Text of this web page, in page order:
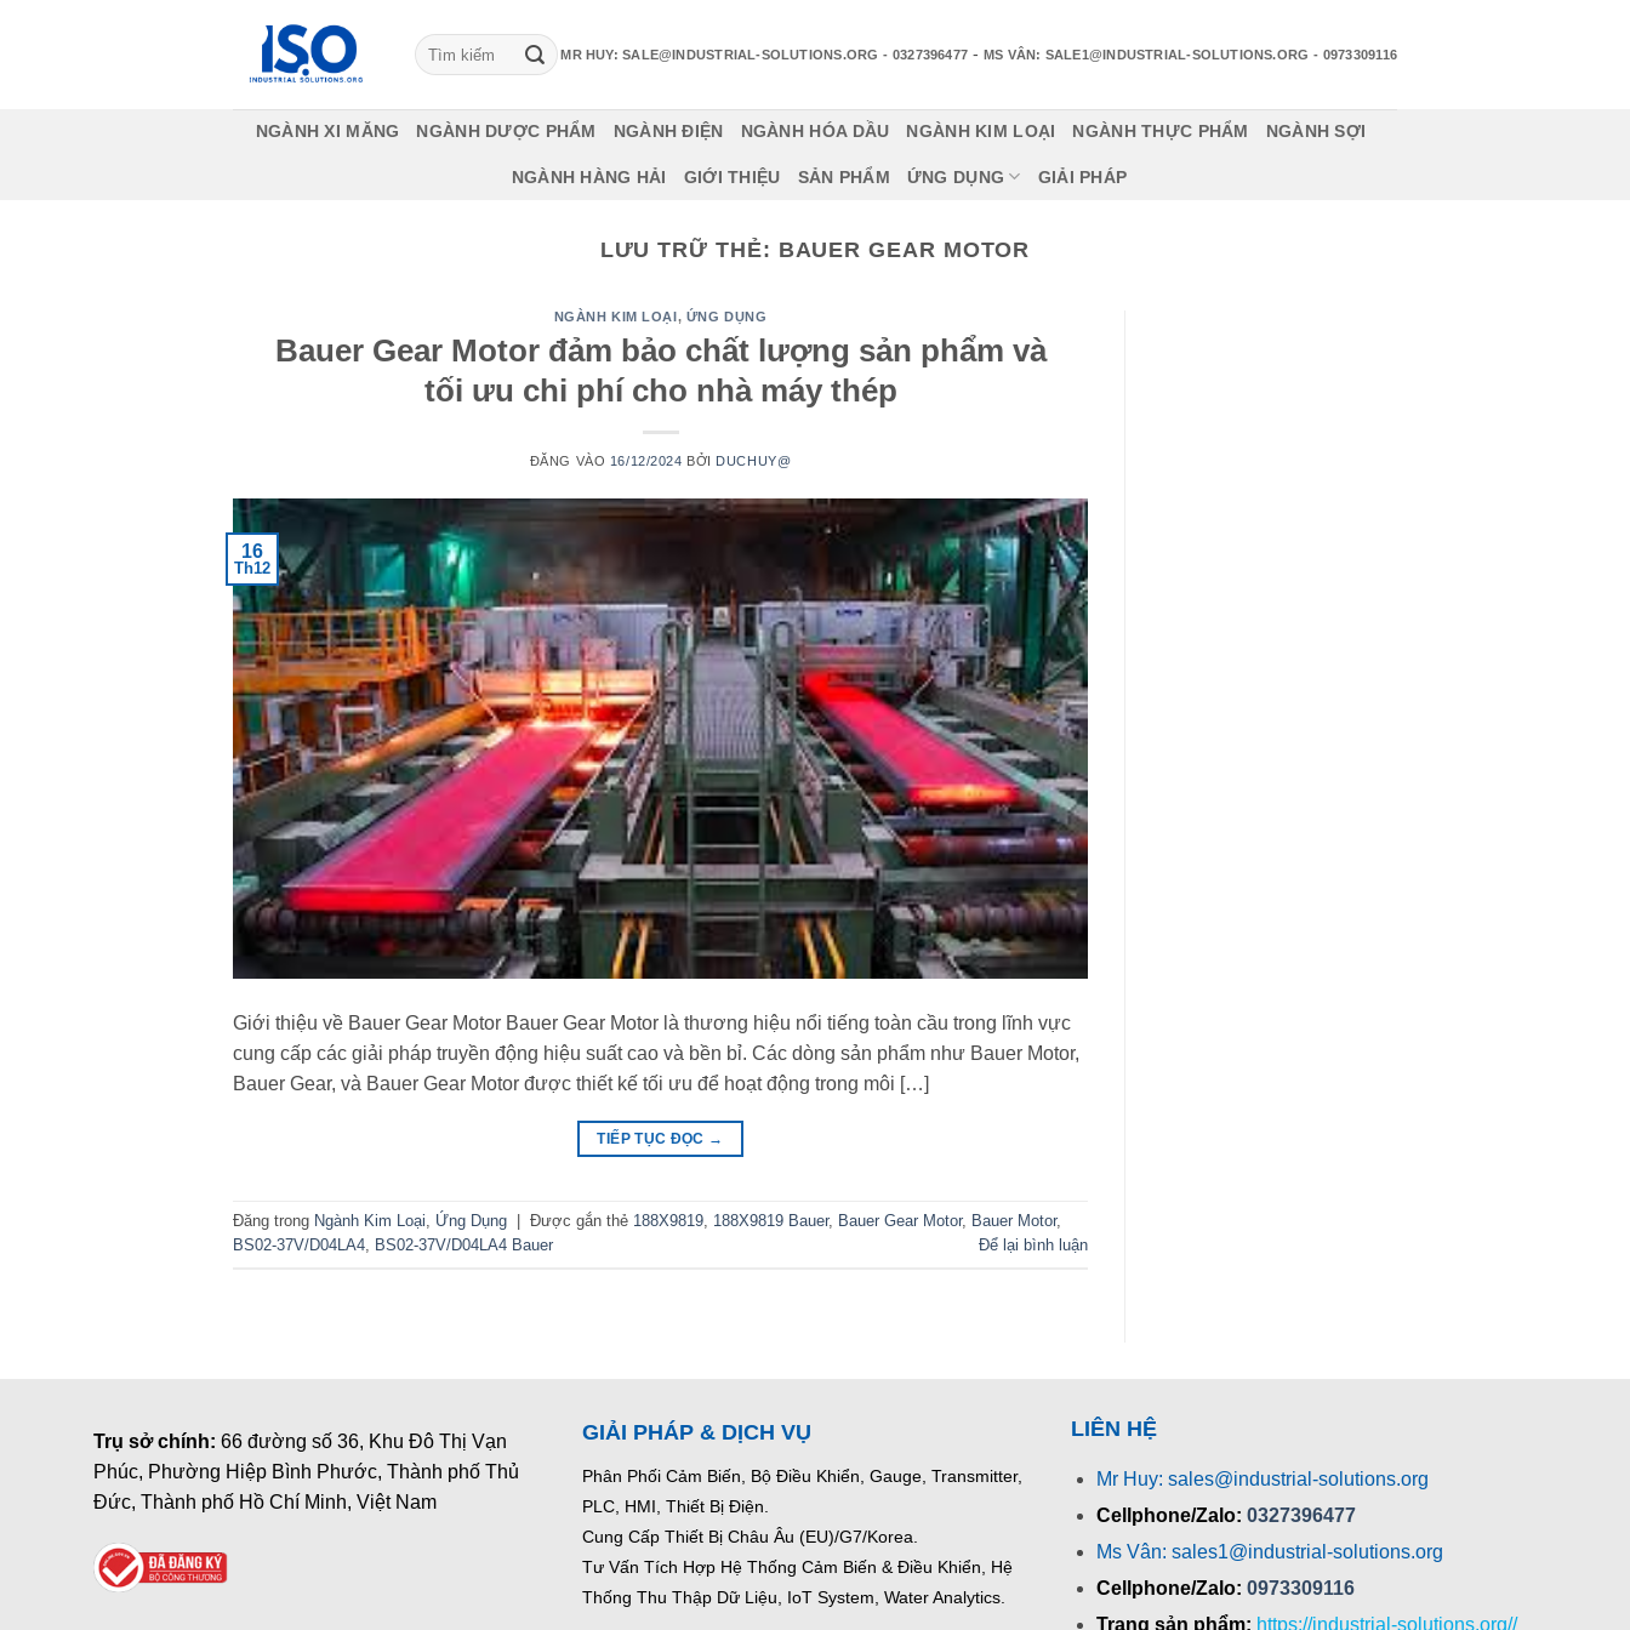
Tìm
kiếm:
MR HUY: SALE@INDUSTRIAL-SOLUTIONS.ORG - 0327396477 -MS VÂN: SALE1@INDUSTRIAL-SOLUTIONS.ORG - 0973309116
NGÀNH XI MĂNG NGÀNH DƯỢC PHẨM NGÀNH ĐIỆN NGÀNH HÓA DẦU NGÀNH KIM LOẠI NGÀNH THỰC PHẨM NGÀNH SỢI
NGÀNH HÀNG HẢI GIỚI THIỆU SẢN PHẨM ỨNG DỤNG GIẢI PHÁP
LƯU TRỮ THẺ: BAUER GEAR MOTOR
NGÀNH KIM LOẠI, ỨNG DỤNG
Bauer Gear Motor đảm bảo chất lượng sản phẩm và
tối ưu chi phí cho nhà máy thép
ĐĂNG VÀO 16/12/2024 BỞI DUCHUY@
16
Th12
Giới thiệu về Bauer Gear Motor Bauer Gear Motor là thương hiệu nổi tiếng toàn cầu trong lĩnh vực
cung cấp các giải pháp truyền động hiệu suất cao và bền bỉ. Các dòng sản phẩm như Bauer Motor,
Bauer Gear, và Bauer Gear Motor được thiết kế tối ưu để hoạt động trong môi […]
TIẾP TỤC ĐỌC →
Đăng trong Ngành Kim Loại, Ứng Dụng Được gắn thẻ 188X9819, 188X9819 Bauer, Bauer Gear Motor, Bauer Motor,
BS02-37V/D04LA4, BS02-37V/D04LA4 Bauer Để lại bình luận
Trụ sở chính: 66 đường số 36, Khu Đô Thị Vạn
Phúc, Phường Hiệp Bình Phước, Thành phố Thủ
Đức, Thành phố Hồ Chí Minh, Việt Nam
GIẢI PHÁP & DỊCH VỤ
Phân Phối Cảm Biến, Bộ Điều Khiển, Gauge, Transmitter,
PLC, HMI, Thiết Bị Điện.
Cung Cấp Thiết Bị Châu Âu (EU)/G7/Korea.
Tư Vấn Tích Hợp Hệ Thống Cảm Biến & Điều Khiển, Hệ
Thống Thu Thập Dữ Liệu, IoT System, Water Analytics.
LIÊN HỆ
Mr Huy: sales@industrial-solutions.org
Cellphone/Zalo: 0327396477
Ms Vân: sales1@industrial-solutions.org
Cellphone/Zalo: 0973309116
Trang sản phẩm: https://industrial-solutions.org//